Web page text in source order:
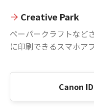
Creative Park
ペーパークラフトなど
に印刷できるスマホアプ
Canon